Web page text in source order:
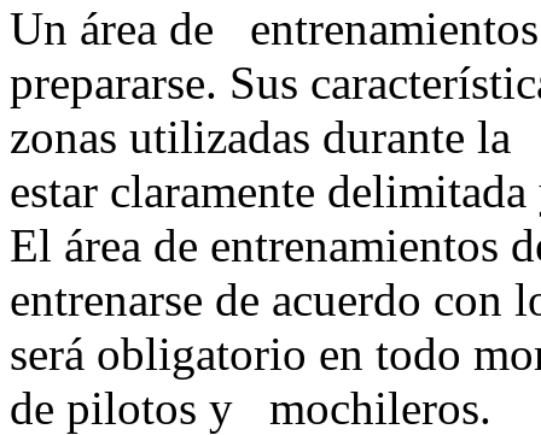
Un área de
prepararse. Sus
zonas utilizadas durante
estar claramente
El área de entrenamientos
entrenarse de acuerdo
será obligatorio en todo
de pilotos